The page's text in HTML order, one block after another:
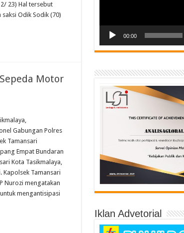
23) Hal tersebut
Odik Sodik (70)
Motor
Gabungan Polres
Tamansari
Empat Bundaran
Kota Tasikmalaya,
Tamansari
Nurozi mengatakan
mengantisipasi
00:00
Iklan Advetorial